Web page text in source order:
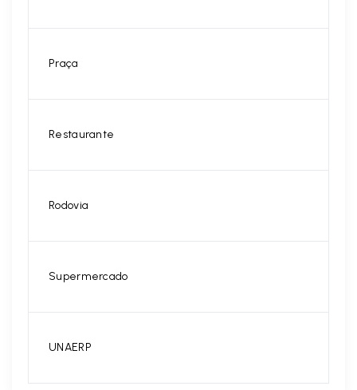
Praça
Restaurante
Rodovia
Supermercado
UNAERP